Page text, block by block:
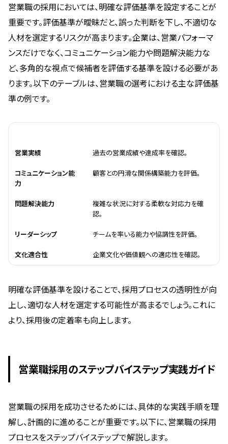
営業職の採用においては、明確な評価基準を設定することが
重要です。評価基準が曖昧だと、誤った判断を下し、不適切な
人材を選定するリスクが高まります。企業は、営業パフォーマ
ンスだけでなく、コミュニケーション能力や問題解決能力な
ど、多角的な視点で候補者を評価する基準を設ける必要があ
ります。以下のテーブルは、営業職の選考における主な評価基
準の例です。
営業実績 過去の営業成績や達成率を確認。
コミュニケーション能
力
顧客との円滑な関係構築能力を評価。
問題解決能力
複雑な状況に対する柔軟な対応力を確
認。
リーダーシップ チームを率いる能力や協調性を評価。
文化適合性 企業文化や価値観への適応性を確認。
明確な評価基準を設けることで、採用プロセスの透明性が向
上し、適切な人材を選定する可能性が高まるでしょう。これに
より、採用後の定着率も向上します。
営業職採用のステップバイステップ実践ガイド
営業職の採用を成功させるためには、具体的な実践手順を理
解し、計画的に進めることが重要です。以下に、営業職の採用
プロセスをステップバイステップで解説します。